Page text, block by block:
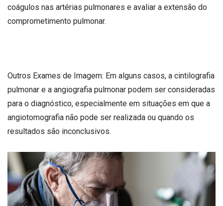
coágulos nas artérias pulmonares e avaliar a extensão do
comprometimento pulmonar.
Outros Exames de Imagem: Em alguns casos, a cintilografia
pulmonar e a angiografia pulmonar podem ser consideradas
para o diagnóstico, especialmente em situações em que a
angiotomografia não pode ser realizada ou quando os
resultados são inconclusivos.